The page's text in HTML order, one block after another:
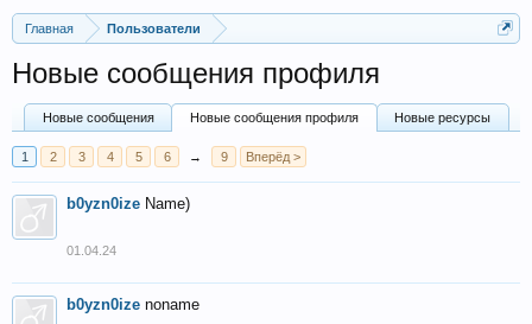
Главная Пользователи
Новые сообщения профиля
Новые сообщения Новые сообщения профиля Новые ресурсы
1 2 3 4 5 6 → 9 Вперёд >
b0yzn0ize Name)
01.04.24
b0yzn0ize noname